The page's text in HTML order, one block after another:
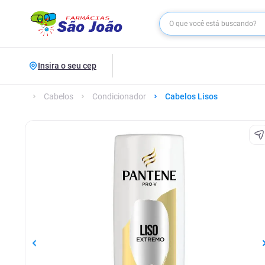
Insira o seu cep
Cabelos Condicionador Cabelos Lisos